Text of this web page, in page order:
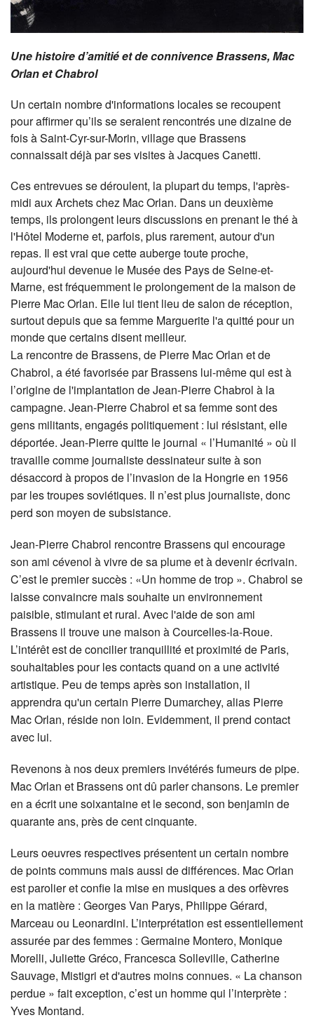
Une histoire d’amitié et de connivence Brassens, Mac
Orlan et Chabrol
Un certain nombre d'informations locales se recoupent
pour affirmer qu’ils se seraient rencontrés une dizaine de
fois à Saint-Cyr-sur-Morin, village que Brassens
connaissait déjà par ses visites à Jacques Canetti.
Ces entrevues se déroulent, la plupart du temps, l'après-
midi aux Archets chez Mac Orlan. Dans un deuxième
temps, ils prolongent leurs discussions en prenant le thé à
l'Hôtel Moderne et, parfois, plus rarement, autour d'un
repas. Il est vrai que cette auberge toute proche,
aujourd'hui devenue le Musée des Pays de Seine-et-
Marne, est fréquemment le prolongement de la maison de
Pierre Mac Orlan. Elle lui tient lieu de salon de réception,
surtout depuis que sa femme Marguerite l'a quitté pour un
monde que certains disent meilleur.
La rencontre de Brassens, de Pierre Mac Orlan et de
Chabrol, a été favorisée par Brassens lui-même qui est à
l’origine de l'implantation de Jean-Pierre Chabrol à la
campagne. Jean-Pierre Chabrol et sa femme sont des
gens militants, engagés politiquement : lui résistant, elle
déportée. Jean-Pierre quitte le journal « l’Humanité » où il
travaille comme journaliste dessinateur suite à son
désaccord à propos de l’invasion de la Hongrie en 1956
par les troupes soviétiques. Il n’est plus journaliste, donc
perd son moyen de subsistance.
Jean-Pierre Chabrol rencontre Brassens qui encourage
son ami cévenol à vivre de sa plume et à devenir écrivain.
C’est le premier succès : «Un homme de trop ». Chabrol se
laisse convaincre mais souhaite un environnement
paisible, stimulant et rural. Avec l'aide de son ami
Brassens il trouve une maison à Courcelles-la-Roue.
L’intérêt est de concilier tranquillité et proximité de Paris,
souhaitables pour les contacts quand on a une activité
artistique. Peu de temps après son installation, il
apprendra qu'un certain Pierre Dumarchey, alias Pierre
Mac Orlan, réside non loin. Evidemment, il prend contact
avec lui.
Revenons à nos deux premiers invétérés fumeurs de pipe.
Mac Orlan et Brassens ont dû parler chansons. Le premier
en a écrit une soixantaine et le second, son benjamin de
quarante ans, près de cent cinquante.
Leurs oeuvres respectives présentent un certain nombre
de points communs mais aussi de différences. Mac Orlan
est parolier et confie la mise en musiques a des orfèvres
en la matière : Georges Van Parys, Philippe Gérard,
Marceau ou Leonardini. L’interprétation est essentiellement
assurée par des femmes : Germaine Montero, Monique
Morelli, Juliette Gréco, Francesca Solleville, Catherine
Sauvage, Mistigri et d'autres moins connues. « La chanson
perdue » fait exception, c’est un homme qui l’interprète :
Yves Montand.